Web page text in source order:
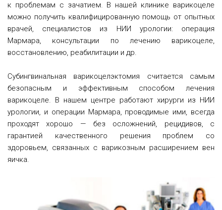
к проблемам с зачатием. В нашей клинике варикоцеле
можно получить квалифицированную помощь от опытных
врачей, специалистов из НИИ урологии: операция
Мармара, консультации по лечению варикоцеле,
восстановлению, реабилитации и др.
Субингвинальная варикоцелэктомия считается самым
безопасным и эффективным способом лечения
варикоцеле. В нашем центре работают хирурги из НИИ
урологии, и операции Мармара, проводимые ими, всегда
проходят хорошо — без осложнений, рецидивов, с
гарантией качественного решения проблем со
здоровьем, связанных с варикозным расширением вен
яичка.